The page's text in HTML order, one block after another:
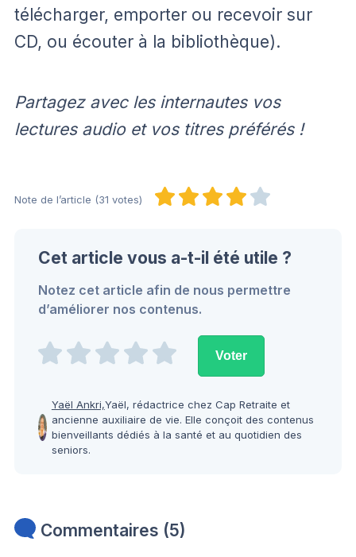
télécharger, emporter ou recevoir sur
CD, ou écouter à la bibliothèque).
Partagez avec les internautes vos
lectures audio et vos titres préférés !
Note de l’article (31 votes)
Cet article vous a-t-il été utile ?
Notez cet article afin de nous permettre
d’améliorer nos contenus.
Yaël Ankri,Yaël, rédactrice chez Cap Retraite et
ancienne auxiliaire de vie. Elle conçoit des contenus
bienveillants dédiés à la santé et au quotidien des
seniors.
Commentaires (5)